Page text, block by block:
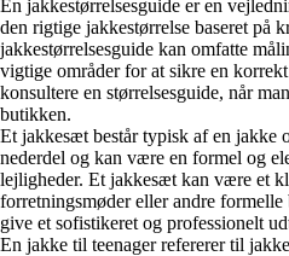
En jakkestørrelsesguide er en
den rigtige jakkestørrelse baseret på
jakkestørrelsesguide kan omfatte
vigtige områder for at sikre en
konsultere en størrelsesguide, når
butikken.
Et jakkesæt består typisk af en jakke
nederdel og kan være en formel og
lejligheder. Et jakkesæt kan være et
forretningsmøder eller andre
give et sofistikeret og professionelt
En jakke til teenager refererer til